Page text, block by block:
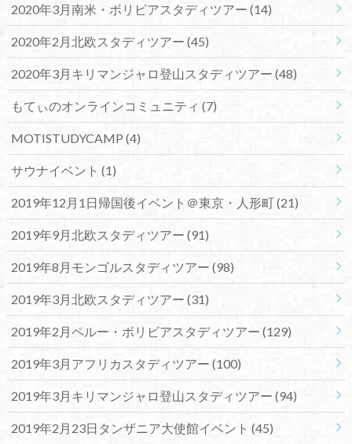
2020年3月南米・ボリビアスタディツアー (14)
2020年2月北欧スタディツアー (45)
2020年3月キリマンジャロ登山スタディツアー (48)
もてぃのオンラインコミュニティ (7)
MOTISTUDYCAMP (4)
サウナイベント (1)
2019年12月1日帰国後イベント＠東京・人形町(21)
2019年9月北欧スタディツアー (91)
2019年8月モンゴルスタディツアー (98)
2019年3月北欧スタディツアー (31)
2019年2月ペルー・ボリビアスタディツアー (129)
2019年3月アフリカスタディツアー (100)
2019年3月キリマンジャロ登山スタディツアー (94)
2019年2月23日タンザニア大使館イベント (45)